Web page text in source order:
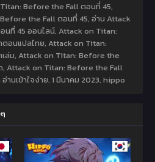
Before the Fall ตอนที่ 45,
the Fall ตอนที่ 45, อ่าน Attack
ที่ 45 ออนไลน์, Attack on Titan:
อนแปลไทย, Attack on Titan:
ล่ม, Attack on Titan: Before the
, Attack on Titan: Before the Fall
นเข้าใจง่าย, 1 มีนาคม 2023, hippo